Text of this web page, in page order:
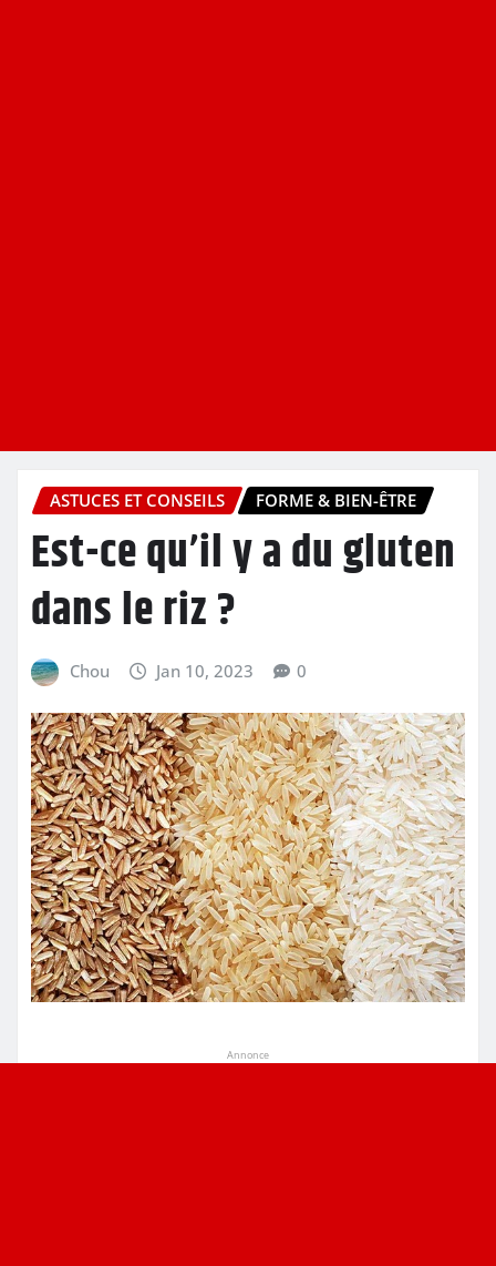
ASTUCES ET CONSEILS FORME & BIEN-ÊTRE
Est-ce qu’il y a du gluten
dans le riz ?
Chou Jan 10, 2023 0
Annonce